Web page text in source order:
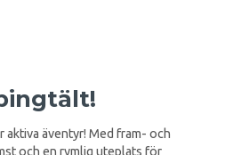
äventyr! Med fram- och
och en rymlig uteplats för